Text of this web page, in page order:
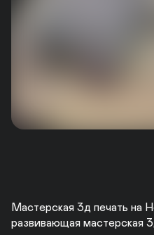
Мастерская 3д печать на
развивающая мастерская